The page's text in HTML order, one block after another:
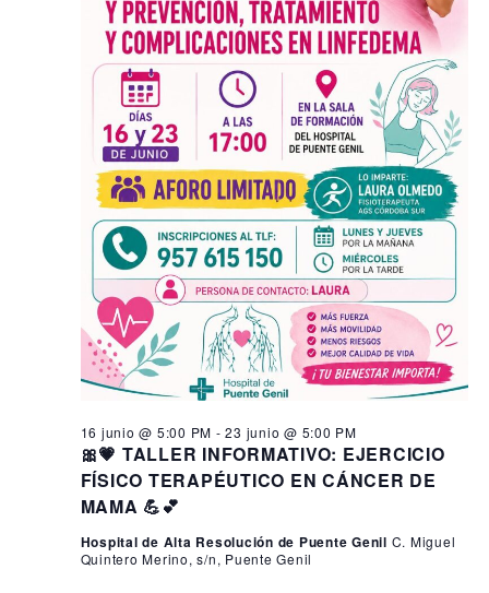
🎀💗 TALLER INFORMATIVO: EJERCICIO
FÍSICO TERAPÉUTICO EN CÁNCER DE
MAMA 💪💕
16 junio @ 5:00 PM -23 junio @ 5:00 PM
Hospital de Alta Resolución de Puente Genil C. Miguel
Quintero Merino, s/n, Puente Genil